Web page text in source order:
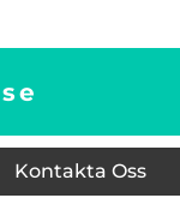
se
Kontakta Oss